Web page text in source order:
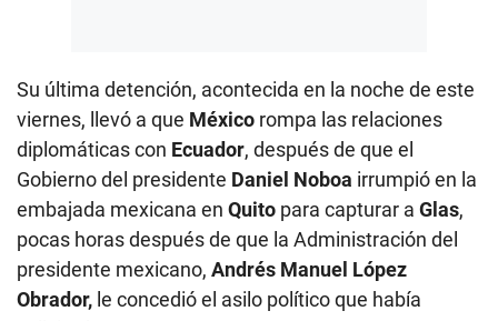
Su última detención, acontecida en la noche de este
viernes, llevó a que México rompa las relaciones
diplomáticas con Ecuador, después de que el
Gobierno del presidente Daniel Noboa irrumpió en la
embajada mexicana en Quito para capturar a Glas,
pocas horas después de que la Administración del
presidente mexicano, Andrés Manuel López
Obrador, le concedió el asilo político que había